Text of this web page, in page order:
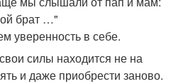
брат …"
силы находится не на
и даже приобрести заново.